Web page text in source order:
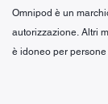
Omnipod è un
autorizzazione. Altri
è idoneo per